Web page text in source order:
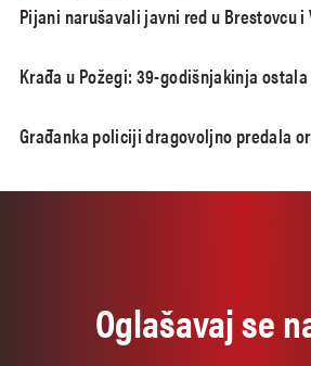
Pijani narušavali javni red u Brestovcu i
Krađa u Požegi: 39-godišnjakinja
Građanka policiji dragovoljno predala
Oglašavaj se